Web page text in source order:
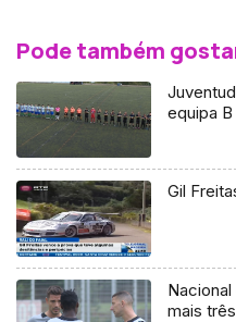
Pode também
equipa
Gil
mais